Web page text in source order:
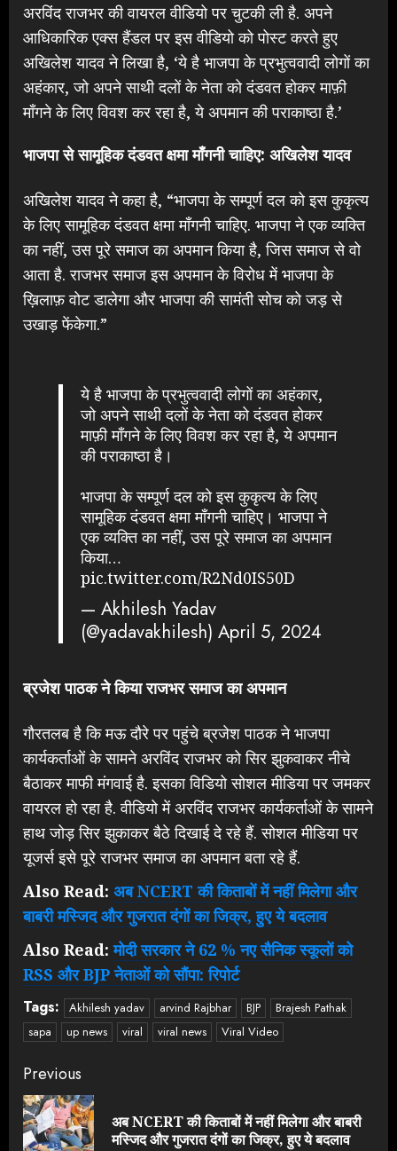
अरविंद राजभर की वायरल वीडियो पर चुटकी ली है. अपने
आधिकारिक एक्स हैंडल पर इस वीडियो को पोस्ट करते हुए
अखिलेश यादव ने लिखा है, ‘ये है भाजपा के प्रभुत्ववादी लोगों का
अहंकार, जो अपने साथी दलों के नेता को दंडवत होकर माफ़ी
माँगने के लिए विवश कर रहा है, ये अपमान की पराकाष्ठा है.’
भाजपा से सामूहिक दंडवत क्षमा माँगनी चाहिए: अखिलेश यादव
अखिलेश यादव ने कहा है, “भाजपा के सम्पूर्ण दल को इस कुकृत्य
के लिए सामूहिक दंडवत क्षमा माँगनी चाहिए. भाजपा ने एक व्यक्ति
का नहीं, उस पूरे समाज का अपमान किया है, जिस समाज से वो
आता है. राजभर समाज इस अपमान के विरोध में भाजपा के
ख़िलाफ़ वोट डालेगा और भाजपा की सामंती सोच को जड़ से
उखाड़ फेंकेगा.”
ये है भाजपा के प्रभुत्ववादी लोगों का अहंकार,
जो अपने साथी दलों के नेता को दंडवत होकर
माफ़ी माँगने के लिए विवश कर रहा है, ये अपमान
की पराकाष्ठा है।
भाजपा के सम्पूर्ण दल को इस कुकृत्य के लिए
सामूहिक दंडवत क्षमा माँगनी चाहिए। भाजपा ने
एक व्यक्ति का नहीं, उस पूरे समाज का अपमान
किया…
pic.twitter.com/R2Nd0IS50D
— Akhilesh Yadav
(@yadavakhilesh)April 5, 2024
ब्रजेश पाठक ने किया राजभर समाज का अपमान
गौरतलब है कि मऊ दौरे पर पहुंचे ब्रजेश पाठक ने भाजपा
कार्यकर्ताओं के सामने अरविंद राजभर को सिर झुकवाकर नीचे
बैठाकर माफी मंगवाई है. इसका विडियो सोशल मीडिया पर जमकर
वायरल हो रहा है. वीडियो में अरविंद राजभर कार्यकर्ताओं के सामने
हाथ जोड़ सिर झुकाकर बैठे दिखाई दे रहे हैं. सोशल मीडिया पर
यूजर्स इसे पूरे राजभर समाज का अपमान बता रहे हैं.
Also Read: अब NCERT की किताबों में नहीं मिलेगा और
बाबरी मस्जिद और गुजरात दंगों का जिक्र, हुए ये बदलाव
Also Read: मोदी सरकार ने 62 % नए सैनिक स्कूलों को
RSS और BJP नेताओं को सौंपा: रिपोर्ट
Tags: Akhilesh yadav arvind Rajbhar BJP
Brajesh Pathak
sapa
up news viral viral news Viral Video
Continue
Reading
Previous
अब NCERT की किताबों में नहीं मिलेगा और बाबरी
मस्जिद और गुजरात दंगों का जिक्र, हुए ये बदलाव